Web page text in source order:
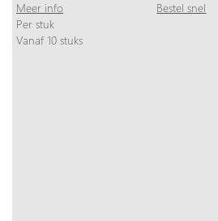
Meer info Bestel snel
Per stuk
Vanaf 10 stuks